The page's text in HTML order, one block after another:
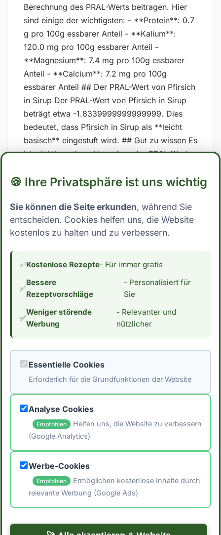
Berechnung des PRAL-Werts beitragen. Hier
sind einige der wichtigsten: - **Protein**: 0.7
g pro 100g essbarer Anteil - **Kalium**:
120.0 mg pro 100g essbarer Anteil -
**Magnesium**: 7.4 mg pro 100g essbarer
Anteil - **Calcium**: 7.2 mg pro 100g
essbarer Anteil ## Der PRAL-Wert von Pfirsich
in Sirup Der PRAL-Wert von Pfirsich in Sirup
beträgt etwa -1.8339999999999999. Dies
bedeutet, dass Pfirsich in Sirup als **leicht
basisch** eingestuft wird. ## Gut zu wissen Es
ist wichtig zu beachten, dass der PRAL-Wert
Ergebnisse stark variieren können, je
Nährstoffe in den Berechnungen verwendet
werden. Zudem kann auch die Art und Weise,
wie der Körper auf Lebensmittel reagiert, von
daher am besten, sich auf eine ausgewogene
konzentrieren und nicht ausschließlich auf
diese Formeln zu verlassen. *Hinweis: Die
Daten stammen aus der [Schweizer
Nährwertdatenbank]
Fehler wird keine Haftung übernommen. Ziehe
immer verschiedene Quellen heran und
konsultiere einen Arzt oder Ernährungsberater.
um individuelle Empfehlungen zu erhalten.*
🖨️ Artikel drucken
← Zurück zum Blog
Zu den Rezepten →
🍪 Ihre Privatsphäre ist uns wichtig
Sie können die Seite erkunden, während Sie
entscheiden. Cookies helfen uns, die Website
kostenlos zu halten und zu verbessern.
✅Kostenlose Rezepte- Für immer gratis
✅
Bessere
Rezeptvorschläge
- Personalisiert für
Sie
✅
Weniger störende
Werbung
- Relevanter und
nützlicher
Essentielle Cookies
Erforderlich für die Grundfunktionen der Website
Analyse Cookies
Empfohlen
Helfen uns, die Website zu verbessern
(Google Analytics)
Werbe-Cookies
Empfohlen
Ermöglichen kostenlose Inhalte durch
relevante Werbung (Google Ads)